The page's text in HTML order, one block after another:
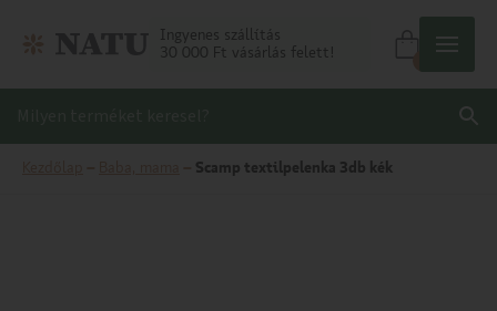
Ingyenes szállítás
30 000 Ft vásárlás felett!
Scamp textilpelenka 3db kék